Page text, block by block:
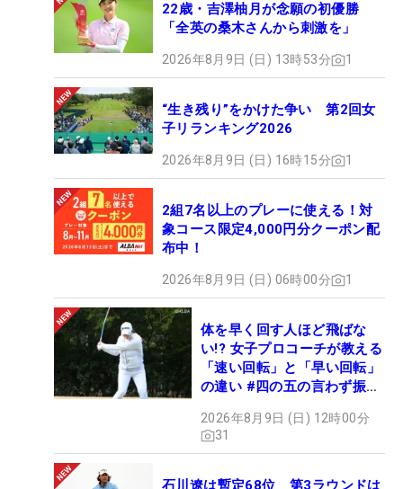
22歳・吉澤柚月が念願の初優勝
「全英の桑木さんから刺激を」
2026年8月9日 (日) 13時53分 1
“生き残り”をかけた争い 第2回女
子リランキング2026
2026年8月9日 (日) 16時15分 1
2組7名以上のプレーに使える！対
象コース限定4,000円分クーポン配
布中！
2026年8月9日 (日) 06時00分 1
体を早く回す人ほど飛ばな
い!? 女子プロコーチが教える
「速い回転」と「早い回転」
の違い #四の五の言わず振り
2026年8月9日 (日) 12時00分
31
石川遼は暫定68位 第3ラウンドは